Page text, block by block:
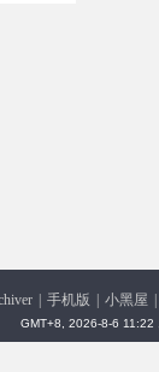
手机版 小黑屋
GMT+8, 2026-8-6 11:22